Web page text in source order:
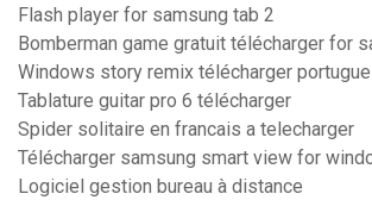
Flash player for samsung tab 2
Bomberman game gratuit télécharger for
Windows story remix télécharger
Tablature guitar pro 6 télécharger
Spider solitaire en francais a telecharger
Télécharger samsung smart view for
Logiciel gestion bureau à distance